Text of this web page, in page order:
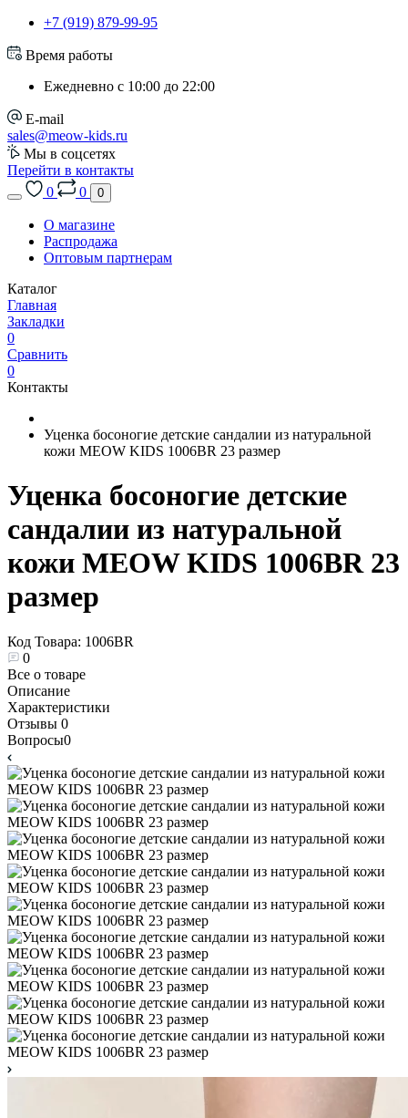
+7 (919) 879-99-95
Время работы
Ежедневно с 10:00 до 22:00
E-mail
sales@meow-kids.ru
Мы в соцсетях
Перейти в контакты
0
0 0
О магазине
Распродажа
Оптовым партнерам
Каталог
Главная
Закладки
0
Сравнить
0
Контакты
Уценка босоногие детские сандалии из натуральной
кожи MEOW KIDS 1006BR 23 размер
Уценка босоногие детские
сандалии из натуральной
кожи MEOW KIDS 1006BR 23
размер
Код Товара: 1006BR
0
Все о товаре
Описание
Характеристики
Отзывы 0
Вопросы0